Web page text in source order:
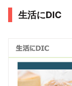
生活にDIC